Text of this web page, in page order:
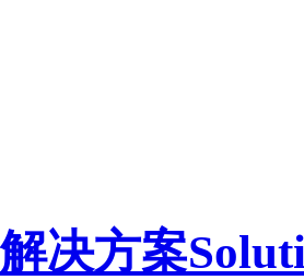
解决方案